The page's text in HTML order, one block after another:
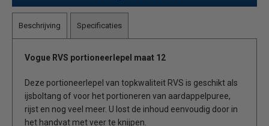
Beschrijving Specificaties
Vogue RVS portioneerlepel maat 12
Deze portioneerlepel van topkwaliteit RVS is geschikt als
ijsboltang of voor het portioneren van aardappelpuree,
rijst en nog veel meer. U lost de inhoud eenvoudig door in
het handvat met veer te knijpen.